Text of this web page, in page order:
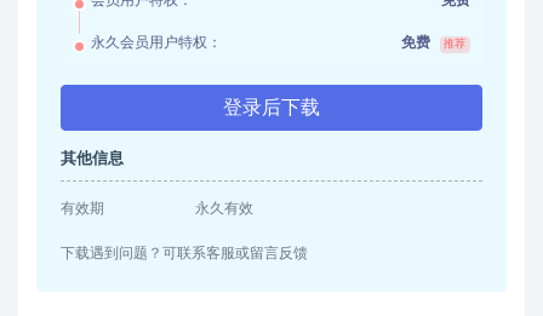
永久会员用户特权： 免费 推荐
登录后下载
其他信息
有效期 永久有效
下载遇到问题？可联系客服或留言反馈